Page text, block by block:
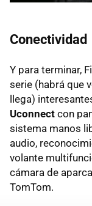
Conectividad
Y para terminar,
serie (habrá que
llega)
Uconnect con
sistema manos
audio,
volante
cámara de
TomTom.